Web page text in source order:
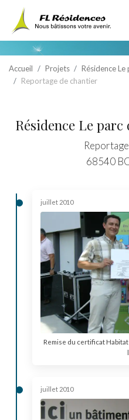
Accueil Projets
Résidence
Reportage de chantier
Résidence Le
68540
juillet 2010
Remise du certificat
juillet 2010
Panneau de gestion des cookies